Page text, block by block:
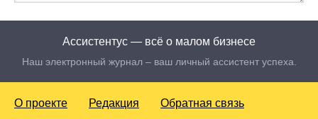
Ассистентус — всё о малом бизнесе
Наш электронный журнал – ваш личный ассистент успеха.
О проекте Редакция Обратная связь